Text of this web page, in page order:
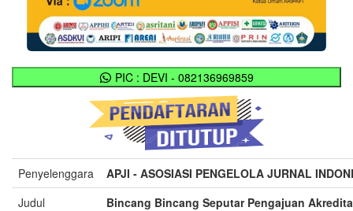
PIC : DEVI - 082136969859
Penyelenggara
APJI - ASOSIASI PENGELOLA JURNAL
Judul
Bincang Bincang Seputar Pengajuan